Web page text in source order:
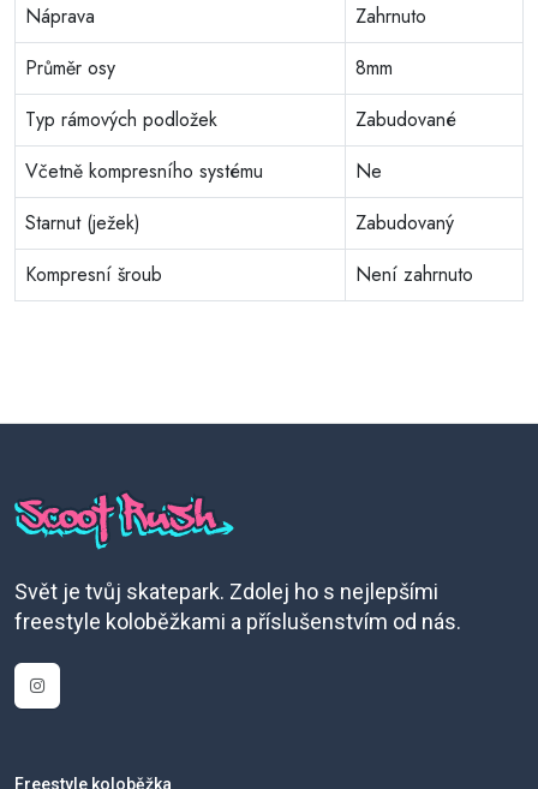
Náprava
Zahrnuto
Průměr osy
8mm
Typ rámových podložek
Zabudované
Včetně kompresního systému
Ne
Starnut (ježek)
Zabudovaný
Kompresní šroub
Není zahrnuto
Svět je tvůj skatepark. Zdolej ho s nejlepšími
freestyle koloběžkami a příslušenstvím od nás.
Freestyle koloběžka